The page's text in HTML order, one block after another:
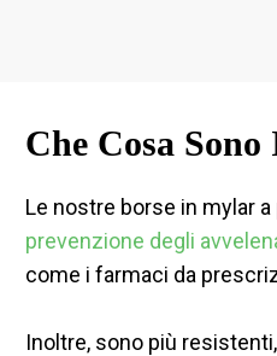
Che Cosa
Le nostre borse in mylar
prevenzione degli
come i farmaci da
Inoltre, sono più